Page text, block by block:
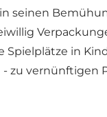
seinen
in
zu vernünftigen